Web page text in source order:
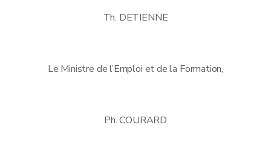
Th. DETIENNE
Le Ministre de l’Emploi et de la Formation,
Ph. COURARD